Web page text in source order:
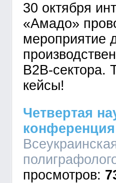
30 октября
«Амадо»
мероприятие
В2В-сектора.
кейсы!
Четвертая